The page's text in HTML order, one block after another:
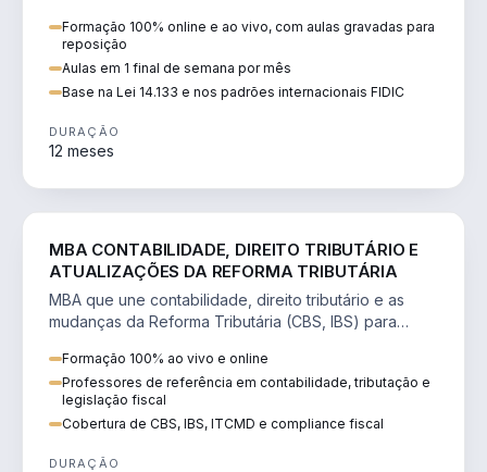
Formação 100% online e ao vivo, com aulas gravadas para
reposição
Aulas em 1 final de semana por mês
Base na Lei 14.133 e nos padrões internacionais FIDIC
DURAÇÃO
12 meses
MBA CONTABILIDADE, DIREITO TRIBUTÁRIO E
ATUALIZAÇÕES DA REFORMA TRIBUTÁRIA
MBA que une contabilidade, direito tributário e as
mudanças da Reforma Tributária (CBS, IBS) para
Formação 100% ao vivo e online
Professores de referência em contabilidade, tributação e
legislação fiscal
Cobertura de CBS, IBS, ITCMD e compliance fiscal
DURAÇÃO